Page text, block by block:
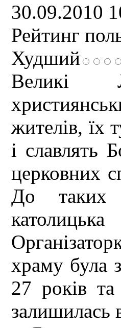
30.09.2010
Рейтинг
Худший
Великі
жителів, їх
і славлять
церковних
До таких
храму була
27 років
залишилась